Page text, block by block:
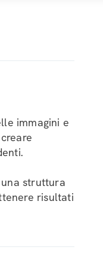
immagini e
struttura
risultati